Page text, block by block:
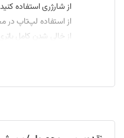
از شارژری استفاده
از استفاده لپ‌تاپ در
از خالی شدن کامل باتری تا صفر